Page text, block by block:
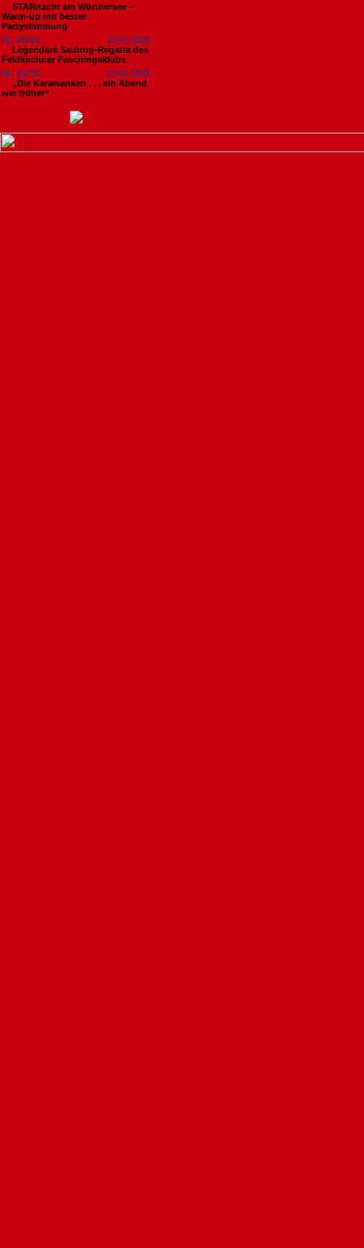
STARnacht am Wörthersee –
Warm-up mit bester
Partystimmung
Nr. 18761
13.07.2026
Legendäre Sautrog-Regatta des
Feldkirchner Faschingsklubs
Nr. 18759
13.07.2026
„Die Karawanken . . . ein Abend
wie früher“